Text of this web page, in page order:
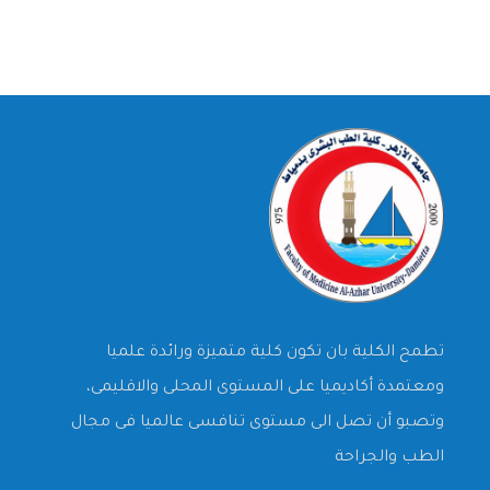
تطمح الكلية بان تكون كلية متميزة ورائدة علميا
ومعتمدة أكاديميا على المستوى المحلى والاقليمى،
وتصبو أن تصل الى مستوى تنافسى عالميا فى مجال
الطب والجراحة